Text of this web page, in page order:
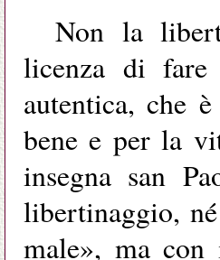
Non la
licenza di
autentica, che
bene e per la
insegna san
libertinaggio,
male», ma